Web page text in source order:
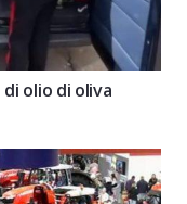
olio di oliva